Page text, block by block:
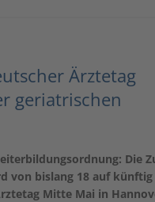
Ärztetag
geriatrischen
Die
von bislang 18 auf
Mitte Mai in